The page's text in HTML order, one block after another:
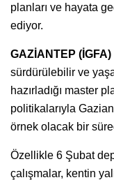
planları ve hayata
ediyor.
GAZİANTEP (İGFA)
sürdürülebilir ve
hazırladığı master
politikalarıyla
örnek olacak bir
Özellikle 6 Şubat
çalışmalar, kentin